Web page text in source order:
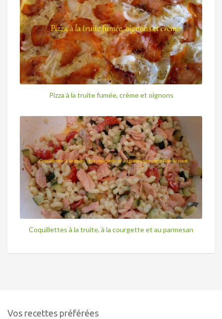
Pizza à la truite fumée, crème et oignons
Coquillettes à la truite, à la courgette et au parmesan
Vos recettes préférées